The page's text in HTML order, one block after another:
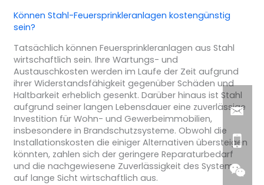
Können Stahl-Feuersprinkleranlagen kostengünstig
sein?
Tatsächlich können Feuersprinkleranlagen aus Stahl
wirtschaftlich sein. Ihre Wartungs- und
Austauschkosten werden im Laufe der Zeit aufgrund
ihrer Widerstandsfähigkeit gegenüber Schäden und
Haltbarkeit erheblich gesenkt. Darüber hinaus ist Stahl
aufgrund seiner langen Lebensdauer eine zuverlässige
Investition für Wohn- und Gewerbeimmobilien,
insbesondere in Brandschutzsysteme. Obwohl die
Installationskosten die einiger Alternativen übersteigen
könnten, zahlen sich der geringere Reparaturbedarf
und die nachgewiesene Zuverlässigkeit des Systems
auf lange Sicht wirtschaftlich aus.